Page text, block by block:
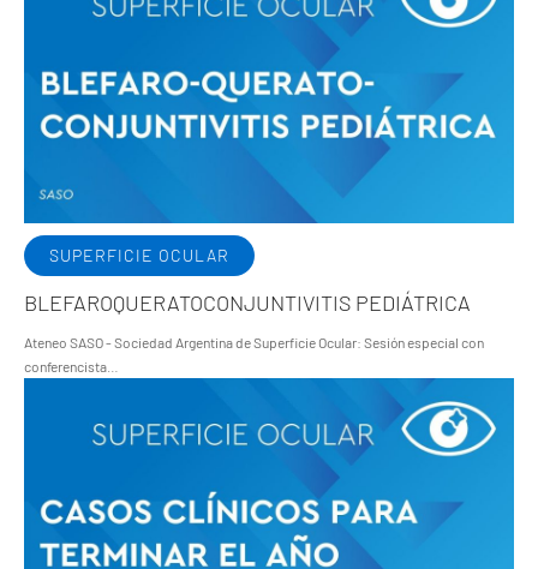
SUPERFICIE OCULAR
BLEFAROQUERATOCONJUNTIVITIS PEDIÁTRICA
Ateneo SASO - Sociedad Argentina de Superficie Ocular: Sesión especial con
conferencista…